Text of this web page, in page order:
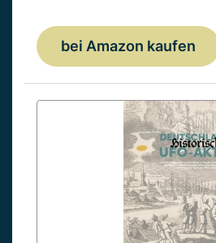
bei Amazon kaufen